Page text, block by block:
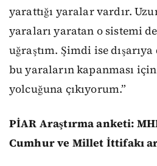
yarattığı yaralar vardır.
yaraları yaratan o sistemi
uğraştım. Şimdi ise
bu yaraların kapanması
yolcuğuna çıkıyorum.”
PİAR Araştırma anketi:
Cumhur ve Millet İttifakı